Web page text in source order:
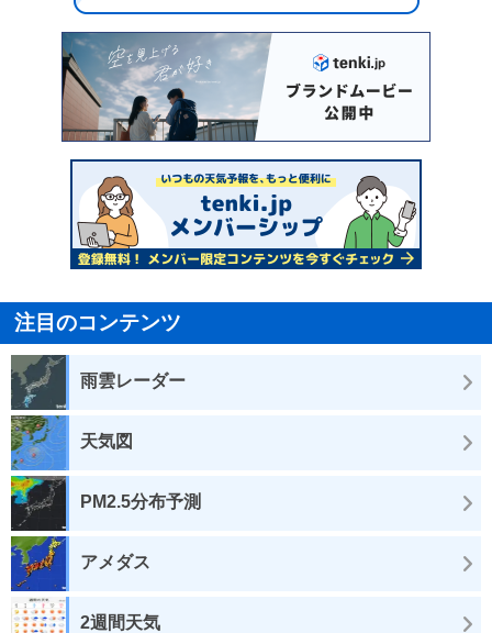
注目のコンテンツ
雨雲レーダー
天気図
PM2.5分布予測
アメダス
2週間天気